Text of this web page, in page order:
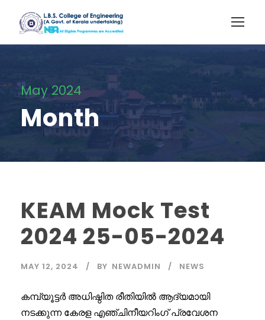
May 2024
Month
KEAM Mock Test
2024 25-05-2024
MAY 12, 2024 BY NEWADMIN NEWS
കമ്പ്യൂട്ടർ അധിഷ്ഠിത രീതിയിൽ ആദ്യമായി
നടക്കുന്ന കേരള എഞ്ചിനീയറിംഗ് പ്രവേശന